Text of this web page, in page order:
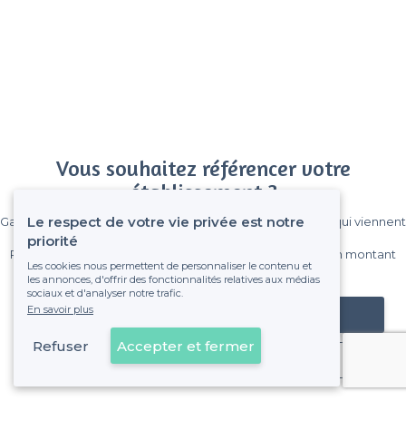
Vous souhaitez référencer votre
établissement ?
Gagnez de nombreux clients parmi le million de visiteurs qui viennent
Pas de commissions et sans engagement, vous payez un montant
fixe sans risque de voir déraper la facture.
Référencer mon établissement
Déjà client
Le respect de votre vie privée est notre
priorité
Les cookies nous permettent de personnaliser le contenu et
les annonces, d'offrir des fonctionnalités relatives aux médias
sociaux et d'analyser notre trafic.
En savoir plus
Refuser Accepter et fermer